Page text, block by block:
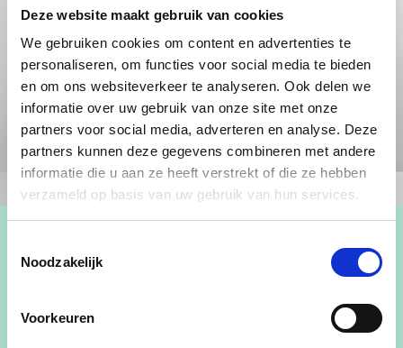
Deze website maakt gebruik van cookies
We gebruiken cookies om content en advertenties te
personaliseren, om functies voor social media te bieden
en om ons websiteverkeer te analyseren. Ook delen we
informatie over uw gebruik van onze site met onze
partners voor social media, adverteren en analyse. Deze
partners kunnen deze gegevens combineren met andere
informatie die u aan ze heeft verstrekt of die ze hebben
verzameld op basis van uw gebruik van hun services.
Noodzakelijk
Voorkeuren